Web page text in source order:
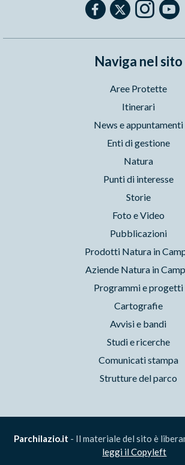
Naviga nel sito
Aree Protette
Itinerari
News e appuntamenti
Enti di gestione
Natura
Punti di interesse
Storie
Foto e Video
Pubblicazioni
Prodotti Natura in
Aziende Natura in
Programmi e progetti
Cartografie
Avvisi e bandi
Studi e ricerche
Comunicati stampa
Strutture del parco
Parchilazio.it - Il materiale del sito è
leggi il Copyleft